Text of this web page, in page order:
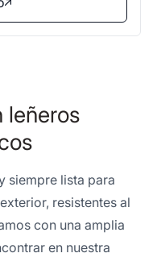
leñeros
siempre lista para
resistentes al
con una amplia
en nuestra